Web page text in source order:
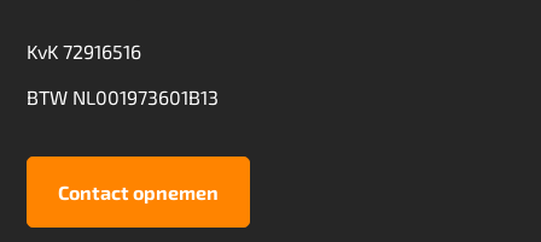
KvK 72916516
BTW NL001973601B13
Contact opnemen